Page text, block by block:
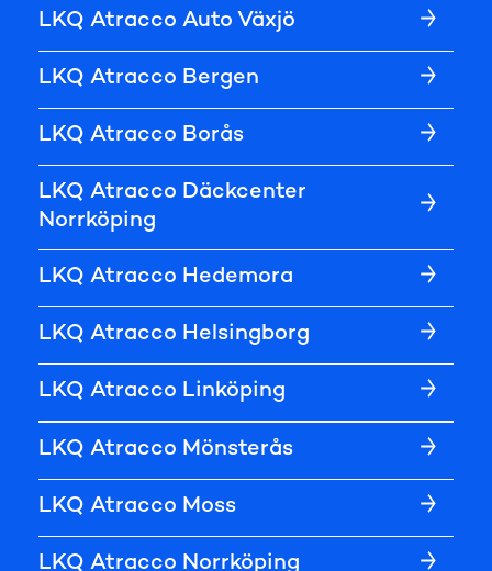
LKQ Atracco Auto Växjö
LKQ Atracco Bergen
LKQ Atracco Borås
LKQ Atracco Däckcenter
Norrköping
LKQ Atracco Hedemora
LKQ Atracco Helsingborg
LKQ Atracco Linköping
LKQ Atracco Mönsterås
LKQ Atracco Moss
LKQ Atracco Norrköping